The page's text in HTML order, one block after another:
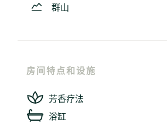
群山
房间特点和设施
芳香疗法
浴缸